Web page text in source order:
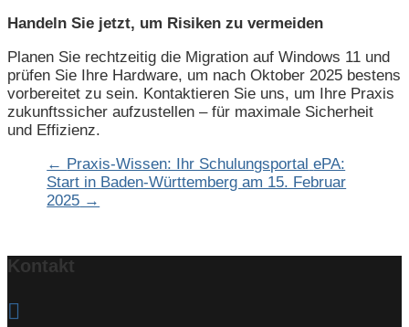
Handeln Sie jetzt, um Risiken zu vermeiden
Planen Sie rechtzeitig die Migration auf Windows 11 und
prüfen Sie Ihre Hardware, um nach Oktober 2025 bestens
vorbereitet zu sein. Kontaktieren Sie uns, um Ihre Praxis
zukunftssicher aufzustellen – für maximale Sicherheit
und Effizienz.
← Praxis-Wissen: Ihr Schulungsportal ePA:
Start in Baden-Württemberg am 15. Februar
2025 →
Kontakt
